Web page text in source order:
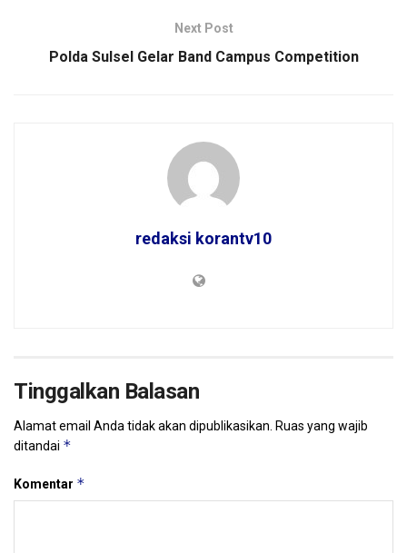
Next Post
Polda Sulsel Gelar Band Campus Competition
redaksi korantv10
Tinggalkan Balasan
Alamat email Anda tidak akan dipublikasikan. Ruas yang wajib
ditandai *
Komentar *